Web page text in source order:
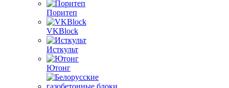
Поритеп
VKBlock
Исткульт
Ютонг